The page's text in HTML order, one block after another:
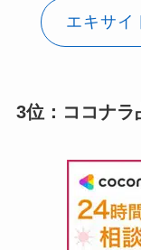
エキサイ
3位：ココナラ